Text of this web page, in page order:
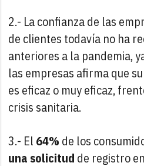
2.- La confianza de las
de clientes todavía no ha
anteriores a la pandemia,
las empresas afirma que
es eficaz o muy eficaz,
crisis sanitaria.
3.- El 64% de los
una solicitud de registro